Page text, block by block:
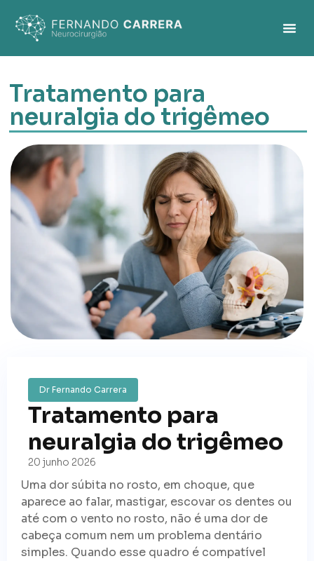
Tratamento para
neuralgia do trigêmeo
Dr Fernando Carrera
Tratamento para
neuralgia do trigêmeo
20 junho 2026
Uma dor súbita no rosto, em choque, que
aparece ao falar, mastigar, escovar os dentes ou
até com o vento no rosto, não é uma dor de
cabeça comum nem um problema dentário
simples. Quando esse quadro é compatível